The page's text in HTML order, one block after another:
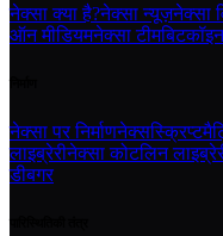
नेक्सा क्या है?नेक्सा न्यूज़नेक्सा
ऑन मीडियमनेक्सा टीम
नेक्सा पर निर्माणनेक्सस्क्रिप्ट
लाइब्रेरीनेक्सा कोटलिन
डीबगर